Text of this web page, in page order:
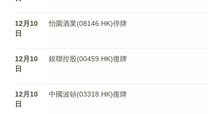
12月10
日
怡園酒業(08146.HK)停牌
12月10
日
鋑聯控股(00459.HK)復牌
12月10
日
中國波頓(03318.HK)復牌